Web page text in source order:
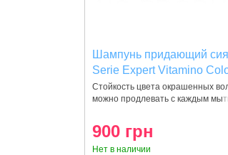
Шампунь придающий
Serie Expert Vitamino
L'Oreal Professionnel для
защиты цвета
Стойкость цвета окрашенных
можно продлевать с каждым
900 грн
Нет в наличии